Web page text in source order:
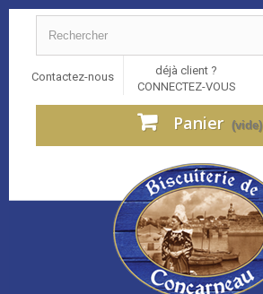
Contactez-nous
déjà client ?
CONNECTEZ-VOUS
Panier (vide)